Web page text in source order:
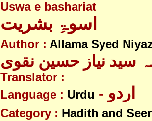
Uswa e bashariat
اسوۃِ بشریت
Author : Allama Syed
سید نیاز حسین نقوی
Translator :
Language : Urdu - اردو
Category : Hadith and